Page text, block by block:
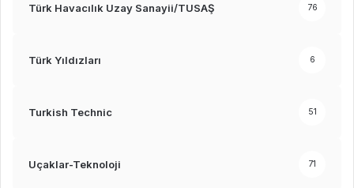
Türk Havacılık Uzay Sanayii/TUSAŞ 76
Türk Yıldızları 6
Turkish Technic 51
Uçaklar-Teknoloji 71